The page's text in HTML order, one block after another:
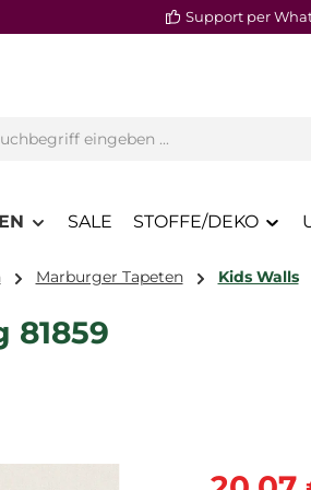
Support per
SALE STOFFE/DEKO
Marburger Tapeten Kids Walls
81859